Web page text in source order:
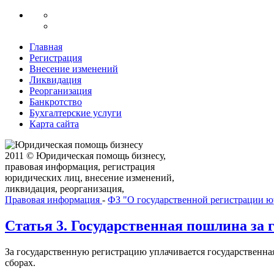
Главная
Регистрация
Внесение изменений
Ликвидация
Реорганизация
Банкротство
Бухгалтерские услуги
Карта сайта
Правовая информация - ФЗ "О государственной регистрации
Статья 3. Государственная пошлина за
За государственную регистрацию уплачивается
сборах.
2011 © Юридическая помощь бизнесу,
правовая информация, регистрация
юридических лиц, внесение изменений,
ликвидация, реорганизация,